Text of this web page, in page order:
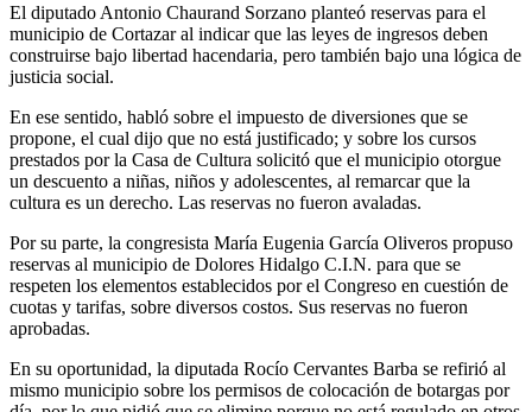
El diputado Antonio Chaurand Sorzano planteó reservas para el
municipio de Cortazar al indicar que las leyes de ingresos deben
construirse bajo libertad hacendaria, pero también bajo una lógica de
justicia social.
En ese sentido, habló sobre el impuesto de diversiones que se
propone, el cual dijo que no está justificado; y sobre los cursos
prestados por la Casa de Cultura solicitó que el municipio otorgue
un descuento a niñas, niños y adolescentes, al remarcar que la
cultura es un derecho. Las reservas no fueron avaladas.
Por su parte, la congresista María Eugenia García Oliveros propuso
reservas al municipio de Dolores Hidalgo C.I.N. para que se
respeten los elementos establecidos por el Congreso en cuestión de
cuotas y tarifas, sobre diversos costos. Sus reservas no fueron
aprobadas.
En su oportunidad, la diputada Rocío Cervantes Barba se refirió al
mismo municipio sobre los permisos de colocación de botargas por